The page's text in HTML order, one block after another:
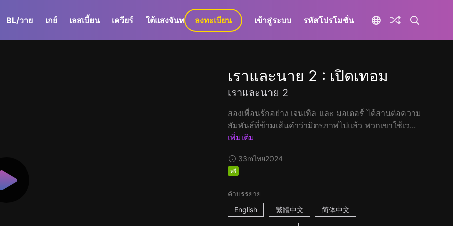
BL/วาย เกย์ เลสเบี้ยน เควียร์ ใต้แสงจันทร์ GaLa+
ลงทะเบียน เข้าสู่ระบบ รหัสโปรโมชั่น
เราและนาย 2 : เปิดเทอม
เราและนาย 2
สองเพื่อนรักอย่าง เจนเทิล และ มอเตอร์ ได้สานต่อความ
สัมพันธ์ที่ข้ามเส้นคำว่ามิตรภาพไปแล้ว พวกเขาใช้เว...
เพิ่มเติม
33mไทย2024
ฟรี
คำบรรยาย
English
繁體中文 简体中文